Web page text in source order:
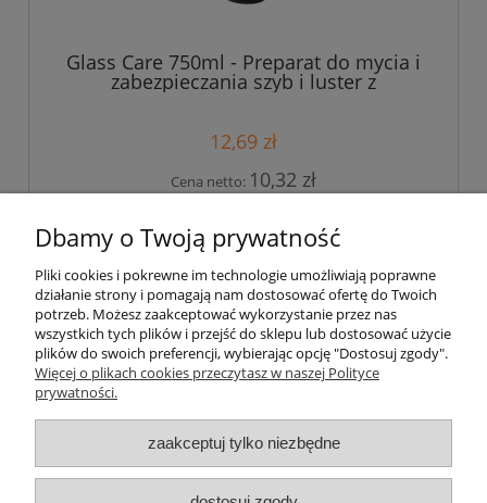
Glass Care 750ml - Preparat do mycia i
zabezpieczania szyb i luster z
nanocząsteczkami
12,69 zł
Cena netto: 10,32 zł
« 1 2 3 4 5 »
Moje konto
Płatności i dostawa
Dbamy o Twoją prywatność
Pliki cookies i pokrewne im technologie umożliwiają poprawne
działanie strony i pomagają nam dostosować ofertę do Twoich
potrzeb. Możesz zaakceptować wykorzystanie przez nas
wszystkich tych plików i przejść do sklepu lub dostosować użycie
plików do swoich preferencji, wybierając opcję "Dostosuj zgody".
Więcej o plikach cookies przeczytasz w naszej Polityce
prywatności.
zaakceptuj tylko niezbędne